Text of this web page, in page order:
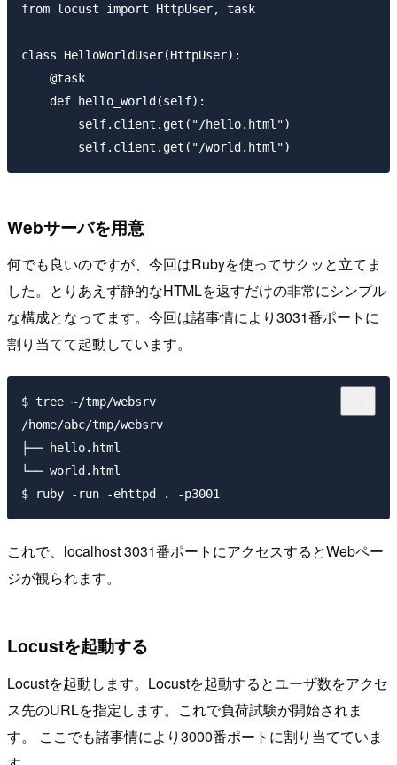
from locust import HttpUser, task
class HelloWorldUser(HttpUser):
    @task
    def hello_world(self):
        self.client.get("/hello.html")
Webサーバを用意
何でも良いのですが、今回はRubyを使ってサクッと立てま
した。とりあえず静的なHTMLを返すだけの非常にシンプル
な構成となってます。今回は諸事情により3031番ポートに
割り当てて起動しています。
$ tree ~/tmp/websrv
/home/abc/tmp/websrv
├── hello.html
└── world.html
これで、localhost 3031番ポートにアクセスするとWebペー
ジが観られます。
Locustを起動する
Locustを起動します。Locustを起動するとユーザ数をアクセ
ス先のURLを指定します。これで負荷試験が開始されま
す。 ここでも諸事情により3000番ポートに割り当てていま